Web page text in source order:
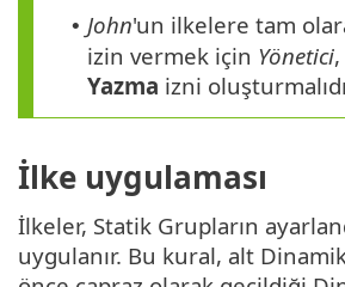
• John'un ilkelere tam
izin vermek için Yönetici,
Yazma izni
İlke uygulaması
İlkeler, Statik Grupların
uygulanır. Bu kural, alt